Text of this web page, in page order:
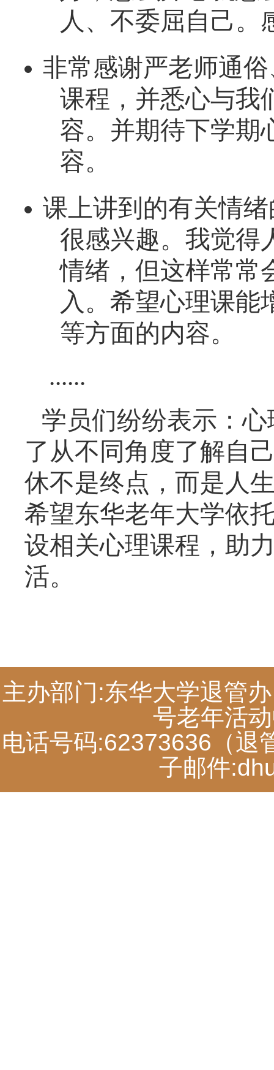
人、不委屈自己。
非常感谢严老师通
课程，并悉心与我
容。并期待下学期
容。
课上讲到的有关情
很感兴趣。我觉得
情绪，但这样常常
入。希望心理课能
等方面的内容。
......
学员们纷纷表示：
了从不同角度了解自
休不是终点，而是人
希望东华老年大学依
设相关心理课程，助
活。
主办部门:东华大学退管
号老年活
电话号码:62373636（退
子邮件